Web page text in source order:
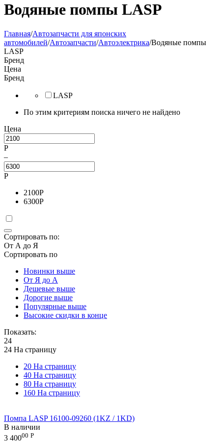
Водяные помпы LASP
Главная/Автозапчасти для японских
автомобилей/Автозапчасти/Автоэлектрика/Водяные помпы
LASP
Бренд
Цена
Бренд
LASP
По этим критериям поиска ничего не найдено
Цена
Р
–
Р
2100Р
6300Р
Сортировать по:
От А до Я
Сортировать по
Новинки выше
От Я до А
Дешевые выше
Дорогие выше
Популярные выше
Высокие скидки в конце
Показать:
24
24 На страницу
20 На страницу
40 На страницу
80 На страницу
160 На страницу
Помпа LASP 16100-09260 (1KZ / 1KD)
В наличии
3 40000 Р